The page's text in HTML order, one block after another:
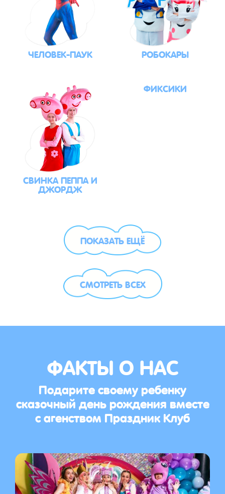
ЧЕЛОВЕК-ПАУК РОБОКАРЫ
СВИНКА ПЕППА И
ДЖОРДЖ
ФИКСИКИ
ПОКАЗАТЬ ЕЩЁ
СМОТРЕТЬ ВСЕХ
ФАКТЫ О НАС
Подарите своему ребенку
сказочный день рождения вместе
с агенством Праздник Клуб